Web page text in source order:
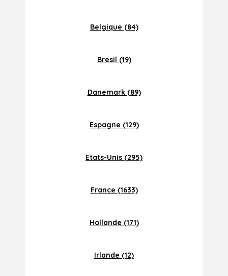
Belgique (84)
Bresil (19)
Danemark (89)
Espagne (129)
Etats-Unis (295)
France (1633)
Hollande (171)
Irlande (12)